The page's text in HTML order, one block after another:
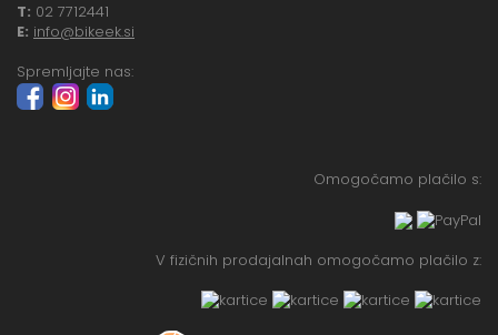
T: 02 7712441
E: info@bikeek.si
Spremljajte nas:
Omogočamo plačilo s:
V fizičnih prodajalnah omogočamo plačilo z: